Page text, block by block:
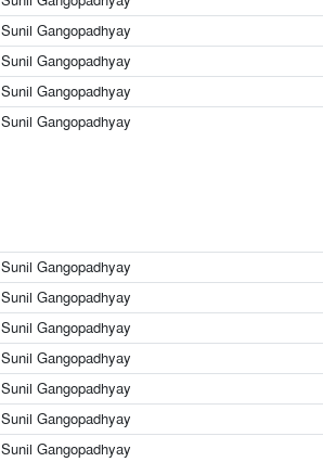
Sunil Gangopadhyay
Sunil Gangopadhyay
Sunil Gangopadhyay
Sunil Gangopadhyay
Sunil Gangopadhyay
Sunil Gangopadhyay
Sunil Gangopadhyay
Sunil Gangopadhyay
Sunil Gangopadhyay
Sunil Gangopadhyay
Sunil Gangopadhyay